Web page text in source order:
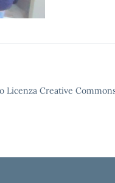
Licenza Creative